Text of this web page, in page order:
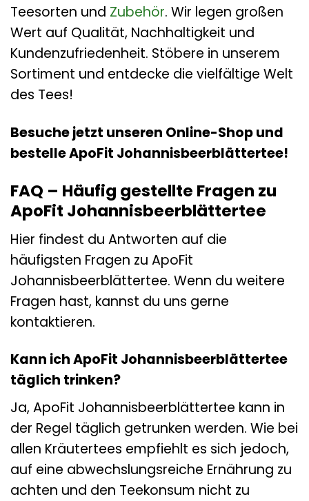
Teesorten und Zubehör. Wir legen großen
Wert auf Qualität, Nachhaltigkeit und
Kundenzufriedenheit. Stöbere in unserem
Sortiment und entdecke die vielfältige Welt
des Tees!
Besuche jetzt unseren Online-Shop und
bestelle ApoFit Johannisbeerblättertee!
FAQ – Häufig gestellte Fragen zu
ApoFit Johannisbeerblättertee
Hier findest du Antworten auf die
häufigsten Fragen zu ApoFit
Johannisbeerblättertee. Wenn du weitere
Fragen hast, kannst du uns gerne
kontaktieren.
Kann ich ApoFit Johannisbeerblättertee
täglich trinken?
Ja, ApoFit Johannisbeerblättertee kann in
der Regel täglich getrunken werden. Wie bei
allen Kräutertees empfiehlt es sich jedoch,
auf eine abwechslungsreiche Ernährung zu
achten und den Teekonsum nicht zu